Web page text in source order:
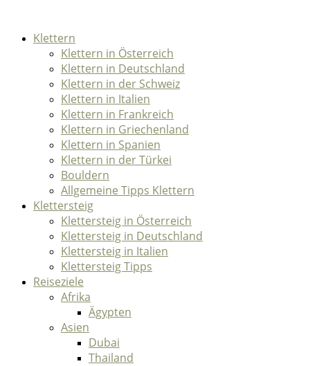
Klettern
Klettern in Österreich
Klettern in Deutschland
Klettern in der Schweiz
Klettern in Italien
Klettern in Frankreich
Klettern in Griechenland
Klettern in Spanien
Klettern in der Türkei
Bouldern
Allgemeine Tipps Klettern
Klettersteig
Klettersteig in Österreich
Klettersteig in Deutschland
Klettersteig in Italien
Klettersteig Tipps
Reiseziele
Afrika
Ägypten
Asien
Dubai
Thailand